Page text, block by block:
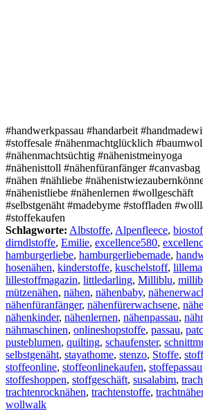
#handwerkpassau #handarbeit
#stoffesale #nähenmachtglücklich
#nähenmachtsüchtig #nähenistmeinyoga
#nähenisttoll #nähenfüranfänger #canvasbag
#nähen #nähliebe
#nähenistliebe #nähenlernen #wollgeschäft
#selbstgenäht #madebyme #stoffladen
#stoffekaufen
Schlagworte: Albstoffe, Alpenfleece,
dirndlstoffe, Emilie, excellence580,
hamburgerliebe, hamburgerliebemade,
hosenähen, kinderstoffe, kuschelstoff,
lillestoffmagazin, littledarling, Milliblu,
mützenähen, nähen, nähenbaby,
nähenfüranfänger, nähenfürerwachsene,
nähenkinder, nähenlernen, nähenpassau,
nähmaschinen, onlineshopstoffe, passau,
pusteblumen, quilting, schaufenster,
selbstgenäht, stayathome, stenzo, Stoffe,
stoffeonline, stoffeonlinekaufen, stoffepassau
stoffeshoppen, stoffgeschäft, susalabim,
trachtenrocknähen, trachtenstoffe,
wollwalk